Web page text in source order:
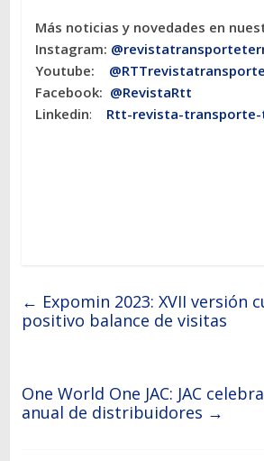
Más noticias y novedades en
Instagram:
Youtube:
Facebook: @RevistaRtt
Linkedin: Rtt-revista-
← Expomin 2023: XVII versión
positivo balance de visitas
One World One JAC: JAC
anual de distribuidores →